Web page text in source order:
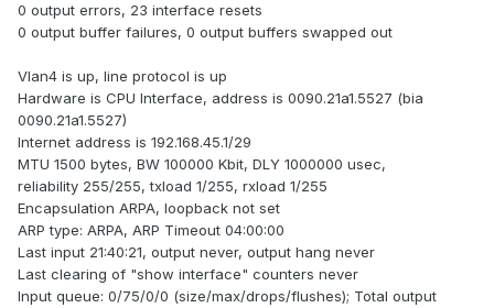
0 output errors, 23 interface resets
0 output buffer failures, 0 output buffers swapped out
Vlan4 is up, line protocol is up
Hardware is CPU Interface, address is 0090.21a1.5527 (bia
0090.21a1.5527)
Internet address is 192.168.45.1/29
MTU 1500 bytes, BW 100000 Kbit, DLY 1000000 usec,
reliability 255/255, txload 1/255, rxload 1/255
Encapsulation ARPA, loopback not set
ARP type: ARPA, ARP Timeout 04:00:00
Last input 21:40:21, output never, output hang never
Last clearing of "show interface" counters never
Input queue: 0/75/0/0 (size/max/drops/flushes); Total output